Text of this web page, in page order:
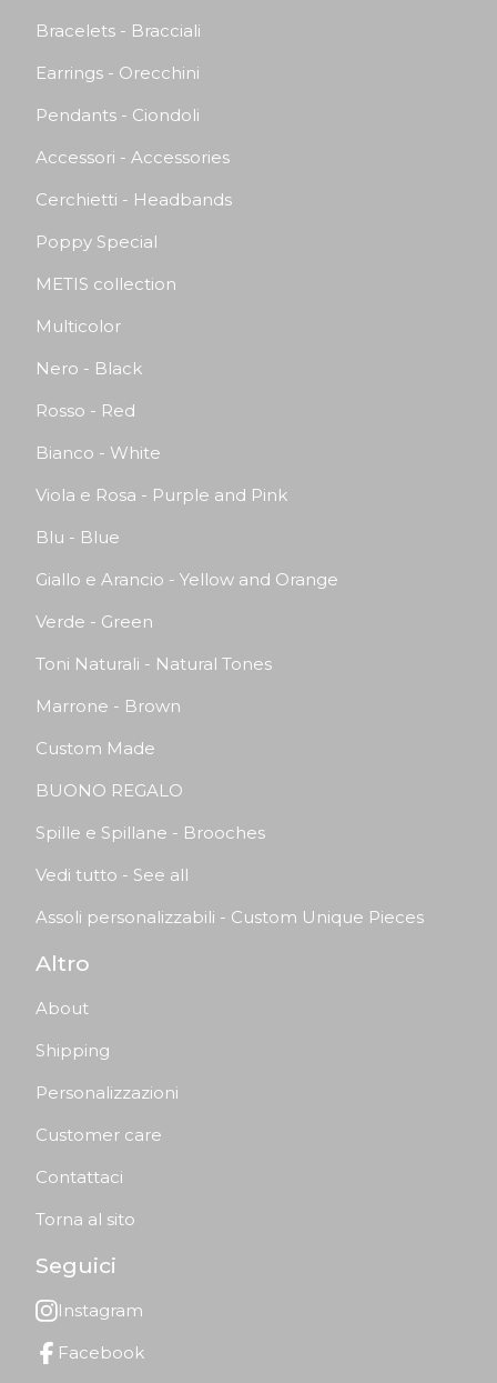
Bracelets - Bracciali
Earrings - Orecchini
Pendants - Ciondoli
Accessori - Accessories
Cerchietti - Headbands
Poppy Special
METIS collection
Multicolor
Nero - Black
Rosso - Red
Bianco - White
Viola e Rosa - Purple and Pink
Blu - Blue
Giallo e Arancio - Yellow and Orange
Verde - Green
Toni Naturali - Natural Tones
Marrone - Brown
Custom Made
BUONO REGALO
Spille e Spillane - Brooches
Vedi tutto - See all
Assoli personalizzabili - Custom Unique Pieces
Altro
About
Shipping
Personalizzazioni
Customer care
Contattaci
Torna al sito
Seguici
Instagram
Facebook